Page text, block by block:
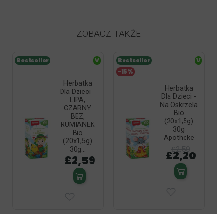
ZOBACZ TAKŻE
Herbatka
Dla Dzieci -
LIPA,
CZARNY
BEZ,
RUMIANEK
Bio
(20x1,5g)
30g...
£2,59
Bestseller V
Herbatka
Dla Dzieci -
Na Oskrzela
Bio
(20x1,5g)
30g
Apotheke
£2,20
-15%
Bestseller V